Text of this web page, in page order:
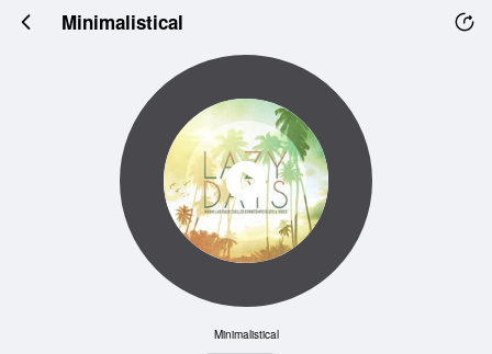
Minimalistical
Minimalistical